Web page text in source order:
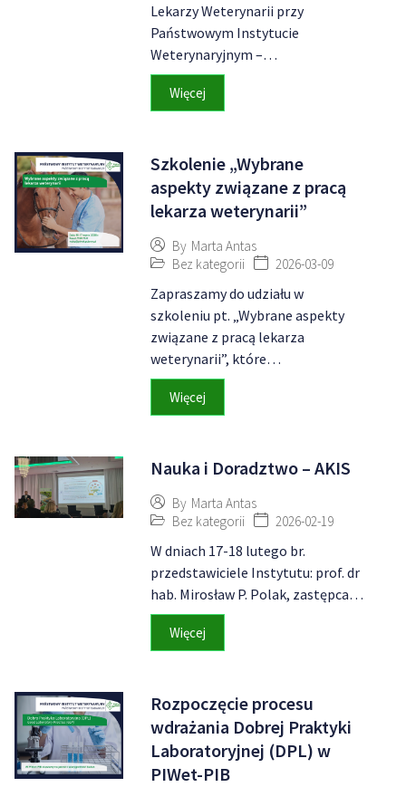
Lekarzy Weterynarii przy
Państwowym Instytucie
Weterynaryjnym –…
Więcej
Szkolenie „Wybrane
aspekty związane z pracą
lekarza weterynarii”
By Marta Antas
Bez kategorii
2026-03-09
Zapraszamy do udziału w
szkoleniu pt. „Wybrane aspekty
związane z pracą lekarza
weterynarii”, które…
Więcej
Nauka i Doradztwo – AKIS
By Marta Antas
Bez kategorii
2026-02-19
W dniach 17-18 lutego br.
przedstawiciele Instytutu: prof. dr
hab. Mirosław P. Polak, zastępca…
Więcej
Rozpoczęcie procesu
wdrażania Dobrej Praktyki
Laboratoryjnej (DPL) w
PIWet-PIB